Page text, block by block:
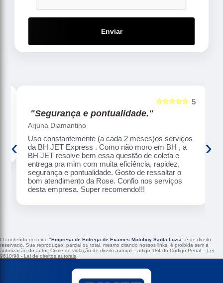
Enviar
5
☆☆☆☆☆
"Segurança e pontualidade."
Arjuna Diamantino
Uso constantemente (a cada 2 meses)os serviços
da BH JET Express . Como não moro em BH , a
BH JET resolve bem essa questão de coleta e
entrega pra mim com muita eficiência, rapidez,
segurança e pontualidade. Gosto de ressaltar o
bom atendimento da Rose. Confio nos serviços
desta empresa. Super recomendo!!!
‹ ›
O conteúdo do texto "Empresa de Entrega de Exames Motoboy Santa Luzia" é de direito
reservado. Sua reprodução, parcial ou total, mesmo citando nossos links, é proibida sem a
autorização do autor. Crime de violação de direito autoral – artigo 184 do Código Penal – Lei
9610/98 - Lei de direitos autorais